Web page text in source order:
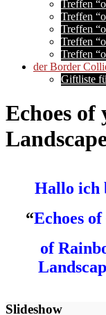
Treffen
Treffen
Treffen
Treffen
Treffen
der Border
Giftliste
Echoes
Hallo ich
“Echoes of
of
Slideshow